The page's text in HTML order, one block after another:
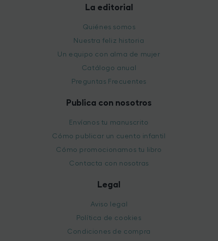
La editorial
Quiénes somos
Nuestra feliz historia
Un equipo con alma de mujer
Catálogo anual
Preguntas Frecuentes
Publica con nosotros
Envíanos tu manuscrito
Cómo publicar un cuento infantil
Cómo promocionamos tu libro
Contacta con nosotras
Legal
Aviso legal
Política de cookies
Condiciones de compra